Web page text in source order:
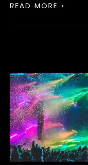
READ MORE ›